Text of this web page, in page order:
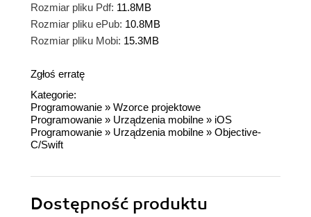
Rozmiar pliku Pdf: 11.8MB
Rozmiar pliku ePub: 10.8MB
Rozmiar pliku Mobi: 15.3MB
Zgłoś erratę
Kategorie:
Programowanie » Wzorce projektowe
Programowanie » Urządzenia mobilne » iOS
Programowanie » Urządzenia mobilne » Objective-
C/Swift
Dostępność produktu